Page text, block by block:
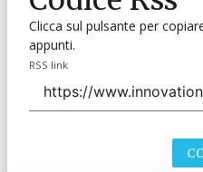
Clicca sul pulsante per
appunti.
RSS link